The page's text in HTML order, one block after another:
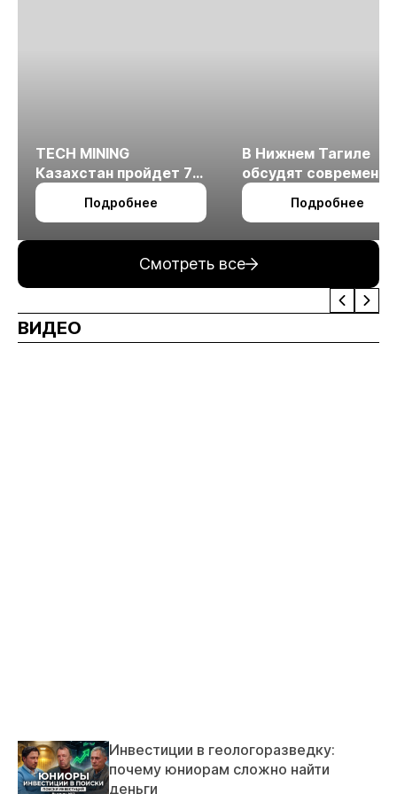
TECH MINING
Казахстан пройдет 7
октября в Алматы
Подробнее
В Нижнем Тагиле
обсудят
технологии
измельчения
Подробнее
Смотреть все
ВИДЕО
Инвестиции в геологоразведку:
почему юниорам сложно найти
деньги